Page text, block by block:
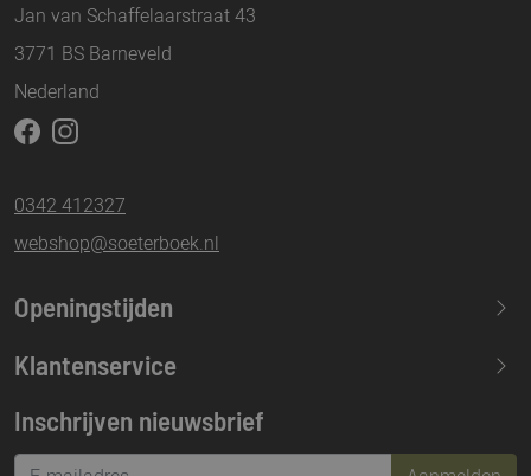
Jan van Schaffelaarstraat 43
3771 BS Barneveld
Nederland
0342 412327
webshop@soeterboek.nl
Openingstijden
Maandag
13.30-17.30
Woensdag
Klantenservice
Inschrijven nieuwsbrief